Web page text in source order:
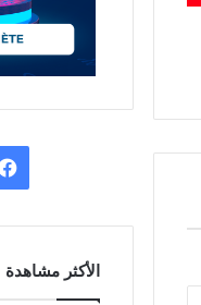
الأكثر مشاهدة